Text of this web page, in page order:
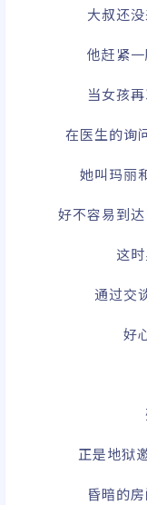
大叔还
他赶紧
当女孩
在医生的询
她叫玛丽
好不容易到
这
通过交
好
正是地狱
昏暗的